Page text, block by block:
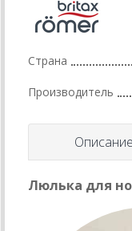
Страна
Производитель
Описание
Люлька для